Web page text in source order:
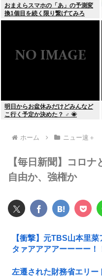
おまえらスマホの「あ」の予測変
換1個目を続く限り繋げてみろ
www
明日からお盆休みだけどみんなど
こ行く予定か決めた？ ‍♂ ☀
ホーム ニュー速＋
【毎日新聞】コロ
自由か、強権か
【衝撃】元TBS山本里
タァアアアアーーーー！
左遷された財務省エリー